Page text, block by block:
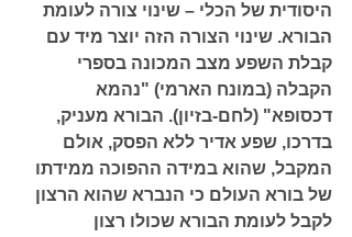
היסודית של הכלי – שינוי צורה לעומת
הבורא. שינוי הצורה הזה יוצר מיד עם
קבלת השפע מצב המכונה בספרי
הקבלה (במונח הארמי) "נהמא
דכסופא" (לחם-בזיון). הבורא מעניק,
בדרכו, שפע אדיר ללא הפסק, אולם
המקבל, שהוא במידה ההפוכה ממידתו
של בורא העולם כי הנברא שהוא הרצון
לקבל לעומת הבורא שכולו רצון